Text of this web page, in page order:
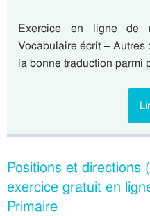
Exercice en ligne de
Vocabulaire écrit –
la bonne traduction
Positions et directions
exercice gratuit en
Primaire